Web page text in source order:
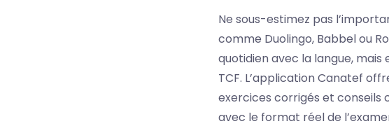
Ne sous-estimez pas
comme Duolingo, Babbel ou
quotidien avec la langue,
TCF. L’application Canatef
exercices corrigés et conseils
avec le format réel de